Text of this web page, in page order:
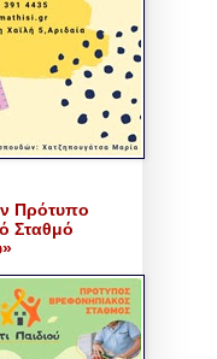
Πρότυπο
Σταθμό